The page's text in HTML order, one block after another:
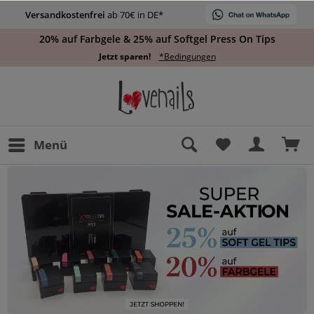
Versandkostenfrei ab 70€ in DE*
20% auf Farbgele & 25% auf Softgel Press On Tips
Jetzt sparen! *Bedingungen
Menü